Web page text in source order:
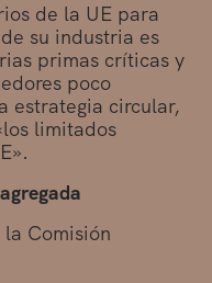
de la UE para
su industria es
primas críticas y
poco
estrategia circular,
limitados
Comisión